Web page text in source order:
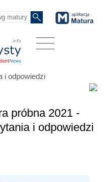
i odpowiedzi
próbna 2021 -
i odpowiedzi